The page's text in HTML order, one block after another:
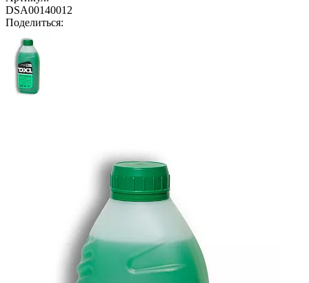
DSA00140012
Поделиться: